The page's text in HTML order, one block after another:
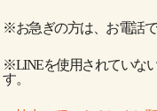
※お急ぎの方は、お電話
※LINEを使用されていな
す。